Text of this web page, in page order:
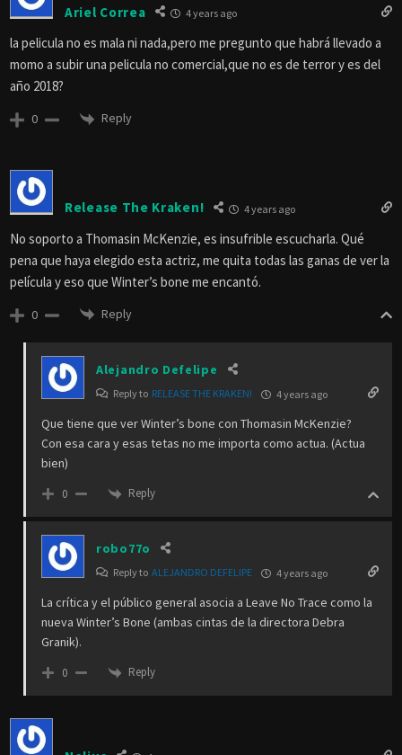
Ariel Correa 4 years ago
la pelicula no es mala ni nada,pero me pregunto que habrá llevado a
momo a subir una pelicula no comercial,que no es de terror y es del
año 2018?
0 Reply
Release The Kraken! 4 years ago
No soporto a Thomasin McKenzie, es insufrible escucharla. Qué
pena que haya elegido esta actriz, me quita todas las ganas de ver la
película y eso que Winter’s bone me encantó.
0 Reply
Alejandro Defelipe
Reply to RELEASE THE KRAKEN! 4 years ago
Que tiene que ver Winter’s bone con Thomasin McKenzie?
Con esa cara y esas tetas no me importa como actua. (Actua
bien)
0 Reply
robo77o
Reply to ALEJANDRO DEFELIPE 4 years ago
La crítica y el público general asocia a Leave No Trace como la
nueva Winter’s Bone (ambas cintas de la directora Debra
Granik).
0 Reply